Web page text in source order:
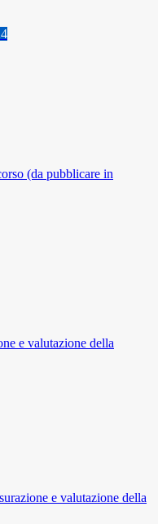
(da pubblicare in
e valutazione della
e valutazione della